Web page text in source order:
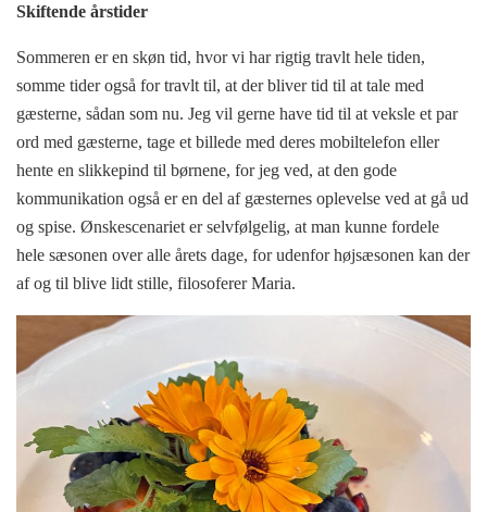
Skiftende årstider
Sommeren er en skøn tid, hvor vi har rigtig travlt hele tiden,
somme tider også for travlt til, at der bliver tid til at tale med
gæsterne, sådan som nu. Jeg vil gerne have tid til at veksle et par
ord med gæsterne, tage et billede med deres mobiltelefon eller
hente en slikkepind til børnene, for jeg ved, at den gode
kommunikation også er en del af gæsternes oplevelse ved at gå ud
og spise. Ønskescenariet er selvfølgelig, at man kunne fordele
hele sæsonen over alle årets dage, for udenfor højsæsonen kan der
af og til blive lidt stille, filosoferer Maria.